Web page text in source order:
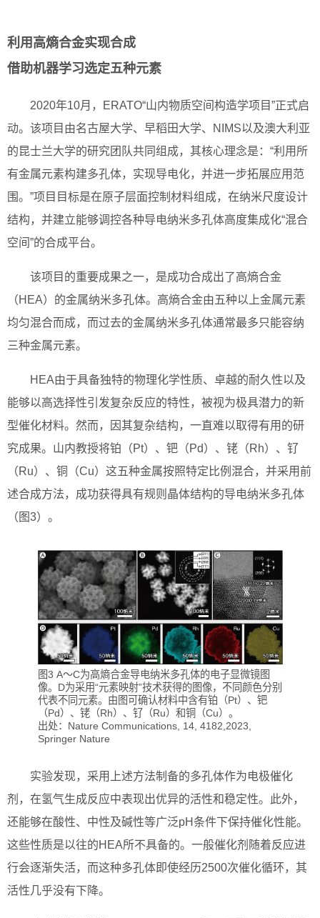
利用高熵合金实现合成
借助机器学习选定五种元素
2020年10月，ERATO“山内物质空间构造学项目”正式启
动。该项目由名古屋大学、早稻田大学、NIMS以及澳大利亚
的昆士兰大学的研究团队共同组成，其核心理念是：“利用所
有金属元素构建多孔体，实现导电化，并进一步拓展应用范
围。”项目目标是在原子层面控制材料组成，在纳米尺度设计
结构，并建立能够调控各种导电纳米多孔体高度集成化“混合
空间”的合成平台。
该项目的重要成果之一，是成功合成出了高熵合金
（HEA）的金属纳米多孔体。高熵合金由五种以上金属元素
均匀混合而成，而过去的金属纳米多孔体通常最多只能容纳
三种金属元素。
HEA由于具备独特的物理化学性质、卓越的耐久性以及
能够以高选择性引发复杂反应的特性，被视为极具潜力的新
型催化材料。然而，因其复杂结构，一直难以取得有用的研
究成果。山内教授将铂（Pt）、钯（Pd）、铑（Rh）、钌
（Ru）、铜（Cu）这五种金属按照特定比例混合，并采用前
述合成方法，成功获得具有规则晶体结构的导电纳米多孔体
（图3）。
图3 A～C为高熵合金导电纳米多孔体的电子显微镜图
像。D为采用“元素映射”技术获得的图像，不同颜色分别
代表不同元素。由图可确认材料中含有铂（Pt）、钯
（Pd）、铑（Rh）、钌（Ru）和铜（Cu）。
出处：Nature Communications, 14, 4182,2023,
Springer Nature
实验发现，采用上述方法制备的多孔体作为电极催化
剂，在氢气生成反应中表现出优异的活性和稳定性。此外，
还能够在酸性、中性及碱性等广泛pH条件下保持催化性能。
这些性质是以往的HEA所不具备的。一般催化剂随着反应进
行会逐渐失活，而这种多孔体即使经历2500次催化循环，其
活性几乎没有下降。